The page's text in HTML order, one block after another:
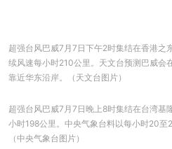
超强台风巴威7月7日下午2时集结在香港之
续风速每小时210公里。天文台预测巴威会
靠近华东沿岸。（天文台图片）
超强台风巴威7月7日晚上8时集结在台湾基
小时198公里。中央气象台料以每小时20至
（中央气象台图片）